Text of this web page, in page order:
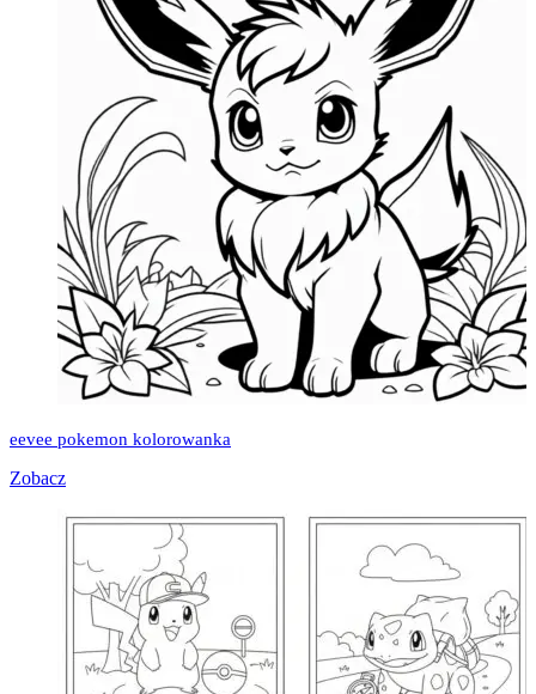
eevee pokemon kolorowanka
Zobacz